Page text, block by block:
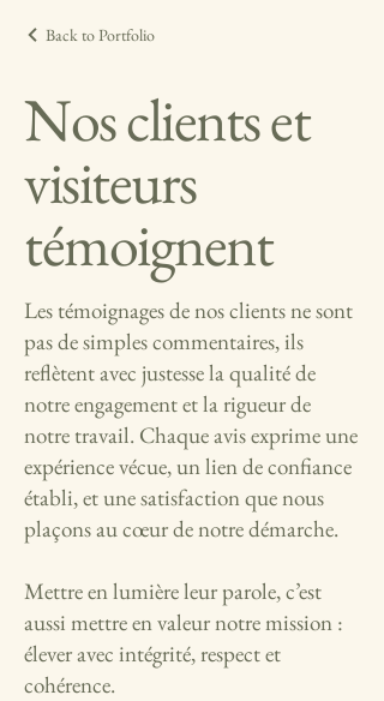
Back to Portfolio
Nos clients et
visiteurs
témoignent
Les témoignages de nos clients ne sont
pas de simples commentaires, ils
reflètent avec justesse la qualité de
notre engagement et la rigueur de
notre travail. Chaque avis exprime une
expérience vécue, un lien de confiance
établi, et une satisfaction que nous
plaçons au cœur de notre démarche.
Mettre en lumière leur parole, c’est
aussi mettre en valeur notre mission :
élever avec intégrité, respect et
cohérence.